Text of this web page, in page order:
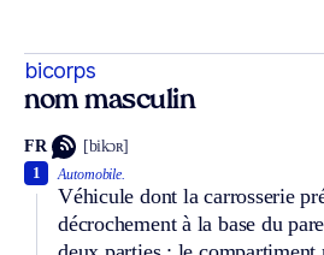
bicorps
nom masculin
FR [bikɔʀ]
Automobile.
Véhicule dont la carrosserie
décrochement à la base du
1